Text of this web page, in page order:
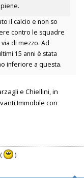
il calcio e non so
contro le squadre
di mezzo. Ad
15 anni è stata
inferiore a questa.
e Chiellini, in
Immobile con
)